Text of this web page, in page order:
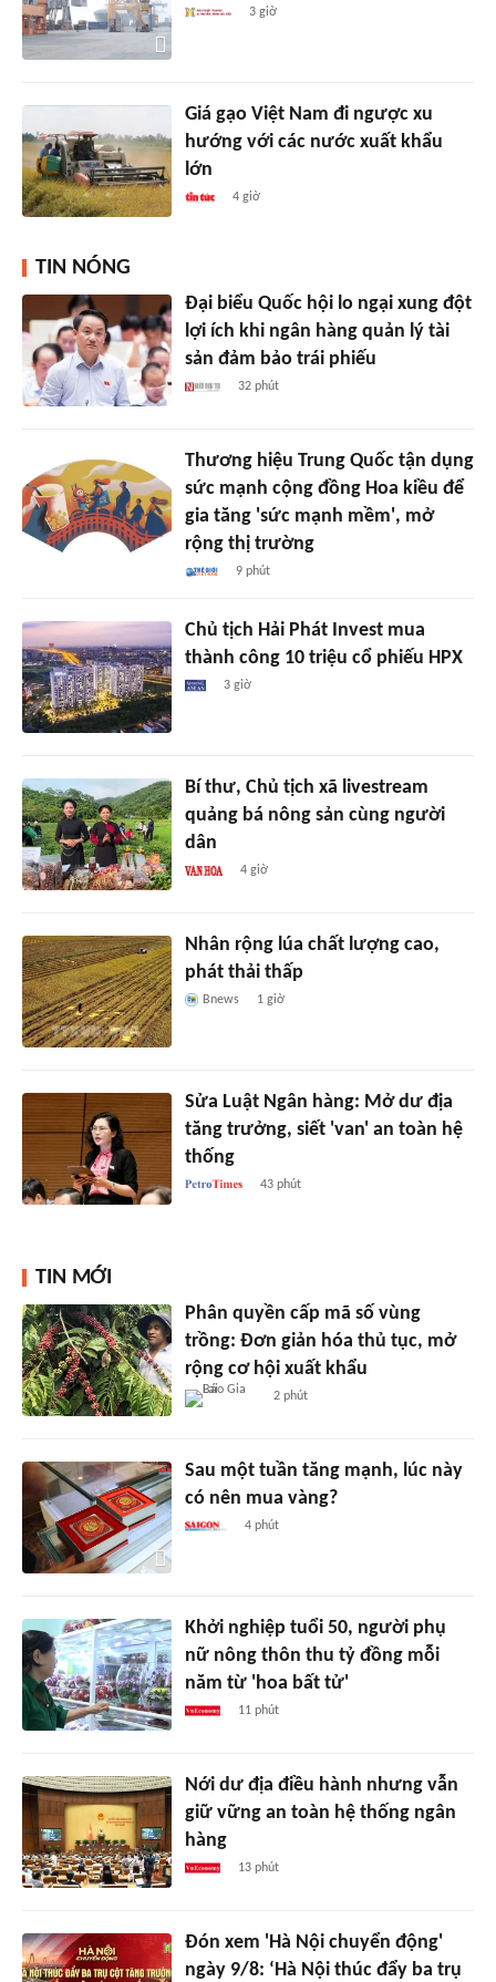
3 giờ
Giá gạo Việt Nam đi ngược xu
hướng với các nước xuất khẩu
lớn
4 giờ
TIN NÓNG
Đại biểu Quốc hội lo ngại xung đột
lợi ích khi ngân hàng quản lý tài
sản đảm bảo trái phiếu
32 phút
Thương hiệu Trung Quốc tận dụng
sức mạnh cộng đồng Hoa kiều để
gia tăng 'sức mạnh mềm', mở
rộng thị trường
9 phút
Chủ tịch Hải Phát Invest mua
thành công 10 triệu cổ phiếu HPX
3 giờ
Bí thư, Chủ tịch xã livestream
quảng bá nông sản cùng người
dân
4 giờ
Nhân rộng lúa chất lượng cao,
phát thải thấp
Bnews 1 giờ
Sửa Luật Ngân hàng: Mở dư địa
tăng trưởng, siết 'van' an toàn hệ
thống
43 phút
TIN MỚI
Phân quyền cấp mã số vùng
trồng: Đơn giản hóa thủ tục, mở
rộng cơ hội xuất khẩu
2 phút
Sau một tuần tăng mạnh, lúc này
có nên mua vàng?
4 phút
Khởi nghiệp tuổi 50, người phụ
nữ nông thôn thu tỷ đồng mỗi
năm từ 'hoa bất tử'
11 phút
Nới dư địa điều hành nhưng vẫn
giữ vững an toàn hệ thống ngân
hàng
13 phút
Đón xem 'Hà Nội chuyển động'
ngày 9/8: ‘Hà Nội thúc đẩy ba trụ